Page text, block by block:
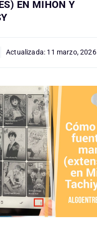
EN MIHON Y
Actualizada: 11 marzo, 2026